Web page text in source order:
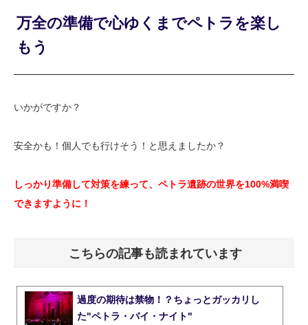
万全の準備で心ゆくまでペトラを楽し
もう
いかがですか？
安全かも！個人でも行けそう！と思えましたか？
しっかり準備して対策を練って、ペトラ遺跡の世界を100%満喫
できますように！
こちらの記事も読まれています
過度の期待は禁物！？ちょっとガッカリし
た"ペトラ・バイ・ナイト"